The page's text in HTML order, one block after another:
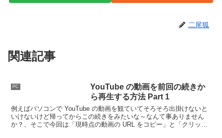
二尾狐
関連記事
PC
YouTube の動画を前回の続きか
ら再生する方法 Part 1
例えばパソコンで YouTube の動画を観ていてそろそろ出掛けないと
いけないけど帰ってからこの続きをみたいな～なんて事ありません
か？、そこで今回は「現時点の動画の URL をコピー」と「クリップ